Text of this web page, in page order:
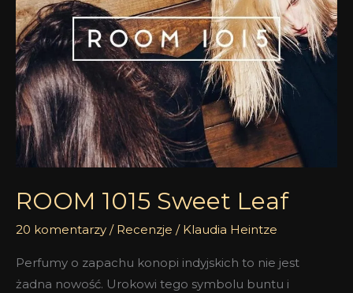
ROOM 1015 Sweet Leaf
20 komentarzy / Recenzje / Klaudia Heintze
Perfumy o zapachu konopi indyjskich to nie jest
żadna nowość. Urokowi tego symbolu buntu i
Leaf